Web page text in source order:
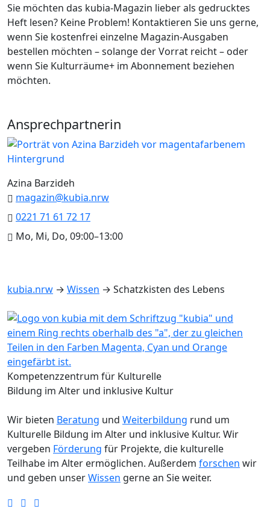
Sie möchten das kubia-Magazin lieber als gedrucktes
Heft lesen? Keine Problem! Kontaktieren Sie uns gerne,
wenn Sie kostenfrei einzelne Magazin-Ausgaben
bestellen möchten – solange der Vorrat reicht – oder
wenn Sie Kulturräume+ im Abonnement beziehen
möchten.
Ansprechpartnerin
Azina Barzideh
magazin@kubia.nrw
0221 71 61 72 17
Mo, Mi, Do, 09:00–13:00
kubia.nrw → Wissen → Schatzkisten des Lebens
Kompetenzzentrum für Kulturelle
Bildung im Alter und inklusive Kultur
Wir bieten Beratung und Weiterbildung rund um
Kulturelle Bildung im Alter und inklusive Kultur. Wir
vergeben Förderung für Projekte, die kulturelle
Teilhabe im Alter ermöglichen. Außerdem forschen wir
und geben unserWissen gerne an Sie weiter.